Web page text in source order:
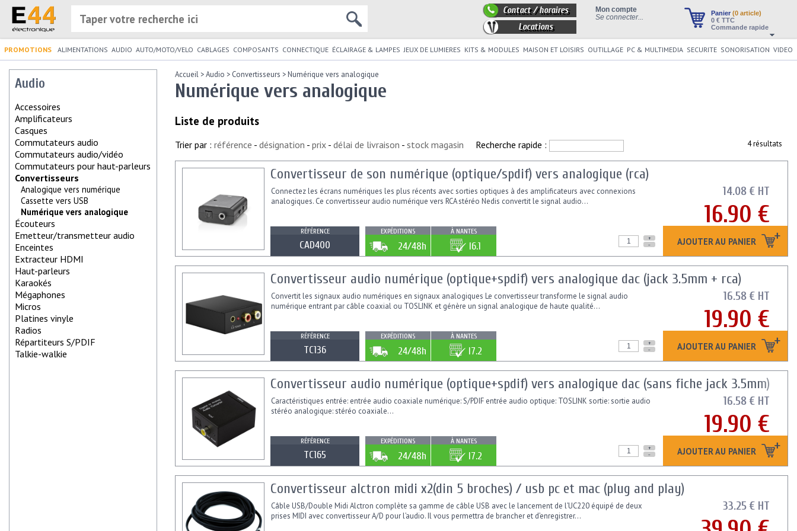
Panier (0 article)
0 € TTC
Commande rapide
Mon compte
Se connecter...
Contact / horaires
Locations
PROMOTIONS ALIMENTATIONS AUDIO AUTO/MOTO/VELO CABLAGES COMPOSANTS CONNECTIQUE ÉCLAIRAGE & LAMPES JEUX DE LUMIERES KITS & MODULES MAISON ET LOISIRS OUTILLAGE PC & MULTIMEDIA SECURITE SONORISATION VIDEO
Audio
Accessoires
Amplificateurs
Casques
Commutateurs audio
Commutateurs audio/vidéo
Commutateurs pour haut-parleurs
Convertisseurs
Analogique vers numérique
Cassette vers USB
Numérique vers analogique
Écouteurs
Emetteur/transmetteur audio
Enceintes
Extracteur HDMI
Haut-parleurs
Karaokés
Mégaphones
Micros
Platines vinyle
Radios
Répartiteurs S/PDIF
Talkie-walkie
Accueil >Audio > Convertisseurs >Numérique vers analogique
Numérique vers analogique
Liste de produits
4 résultats
Trier par : référence - désignation - prix - délai de livraison - stock magasin Recherche rapide :
14.08 € HT
16.90 €
AJOUTER AU PANIER
Convertisseur de son numérique (optique/spdif) vers analogique (rca)
Connectez les écrans numériques les plus récents avec sorties optiques à des amplificateurs avec connexions
analogiques. Ce convertisseur audio numérique vers RCA stéréo Nedis convertit le signal audio...
RÉFÉRENCE
CAD400
EXPÉDITIONS
24/48h
À NANTES
I6.1
+
-
16.58 € HT
19.90 €
AJOUTER AU PANIER
Convertisseur audio numérique (optique+spdif) vers analogique dac (jack 3.5mm + rca)
Convertit les signaux audio numériques en signaux analogiques Le convertisseur transforme le signal audio
numérique entrant par câble coaxial ou TOSLINK et génère un signal analogique de haute qualité...
RÉFÉRENCE
TC136
EXPÉDITIONS
24/48h
À NANTES
I7.2
+
-
16.58 € HT
19.90 €
AJOUTER AU PANIER
Convertisseur audio numérique (optique+spdif) vers analogique dac (sans fiche jack 3.5mm)
Caractéristiques entrée: entrée audio coaxiale numérique: S/PDIF entrée audio optique: TOSLINK sortie: sortie audio
stéréo analogique: stéréo coaxiale...
RÉFÉRENCE
TC165
EXPÉDITIONS
24/48h
À NANTES
I7.2
+
-
33.25 € HT
Convertisseur alctron midi x2(din 5 broches) / usb pc et mac (plug and play)
Câble USB/Double Midi Alctron complète sa gamme de câble USB avec le lancement de l’UC220 équipé de deux
prises MIDI avec convertisseur A/D pour l’audio. Il vous permettra de brancher et d’enregistrer...